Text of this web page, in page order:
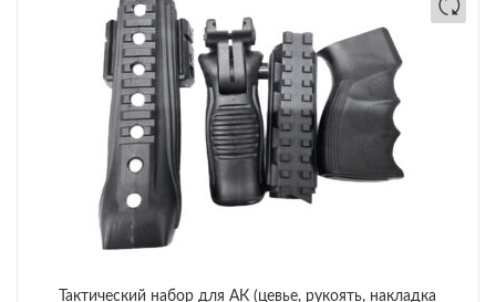
Тактический набор для АК (цевье, рукоять, накладка